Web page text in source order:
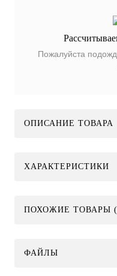
Пожалуйста
ОПИСАНИЕ ТОВАРА
ХАРАКТЕРИСТИКИ
ПОХОЖИЕ ТОВАРЫ
ФАЙЛЫ